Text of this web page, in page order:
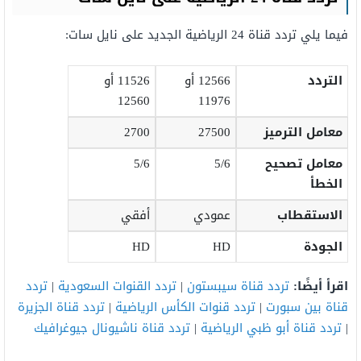
فيما يلي تردد قناة 24 الرياضية الجديد على نايل سات:
التردد
12566 أو
11976
11526 أو
12560
معامل الترميز
27500
2700
معامل تصحيح
الخطأ
5/6
5/6
الاستقطاب عمودي
أفقي
الجودة
HD
HD
اقرأ أيضًا: تردد قناة سيبستون | تردد القنوات السعودية | تردد
قناة بين سبورت | تردد قنوات الكأس الرياضية | تردد قناة الجزيرة
| تردد قناة أبو ظبي الرياضية | تردد قناة ناشيونال جيوغرافيك